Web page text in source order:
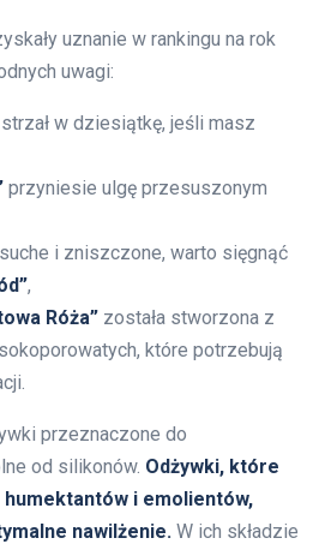
uznanie w rankingu na rok
uwagi:
w dziesiątkę, jeśli masz
przyniesie ulgę przesuszonym
i zniszczone, warto sięgnąć
,
Róża” została stworzona z
które potrzebują
przeznaczone do
od silikonów. Odżywki, które
humektantów i emolientów,
nawilżenie. W ich składzie